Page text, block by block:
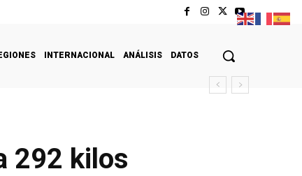
INTERNACIONAL ANÁLISIS DATOS
292 kilos